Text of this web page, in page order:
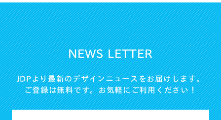
NEWS LETTER
JDPより最新のデザインニュースをお届けします。
ご登録は無料です。お気軽にご利用ください！